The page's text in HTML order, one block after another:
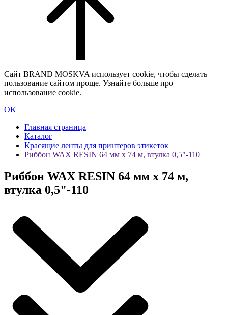
Сайт BRAND MOSKVA использует cookie, чтобы сделать
пользование сайтом проще. Узнайте больше про
использование cookie.
OK
Главная страница
Каталог
Красящие ленты для принтеров этикеток
Риббон WAX RESIN 64 мм х 74 м, втулка 0,5"-110
Риббон WAX RESIN 64 мм х 74 м,
втулка 0,5"-110